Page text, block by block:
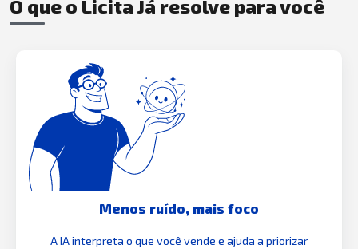
O que o Licita Já resolve para você
Menos ruído, mais foco
A IA interpreta o que você vende e ajuda a priorizar